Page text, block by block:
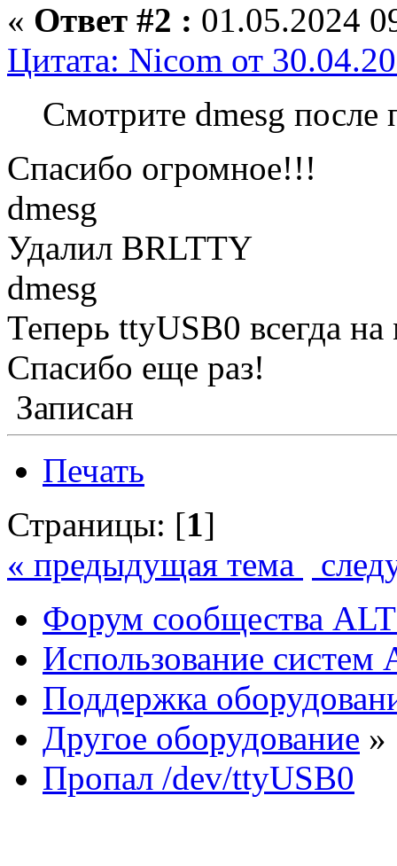
« Ответ #2 : 01.05.2024
Цитата: Nicom от
Смотрите dmesg
Спасибо огромное!!!
dmesg
Удалил BRLTTY
dmesg
Теперь ttyUSB0 всегда
Спасибо еще раз!
Записан
Печать
Страницы: [1]
« предыдущая тема
Форум сообщества
Использование систем
Поддержка
Другое оборудование »
Пропал /dev/ttyUSB0